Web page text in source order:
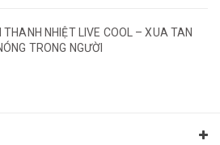
THANH NHIỆT LIVE COOL – XUA TAN
TRONG NGƯỜI